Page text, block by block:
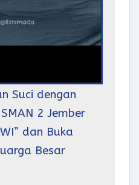
Suci dengan
2 Jember
dan Buka
Besar